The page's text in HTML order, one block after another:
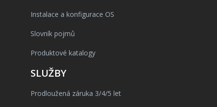
Instalace a konfigurace OS
Slovník pojmů
Produktové katalogy
SLUŽBY
Prodloužená záruka 3/4/5 let